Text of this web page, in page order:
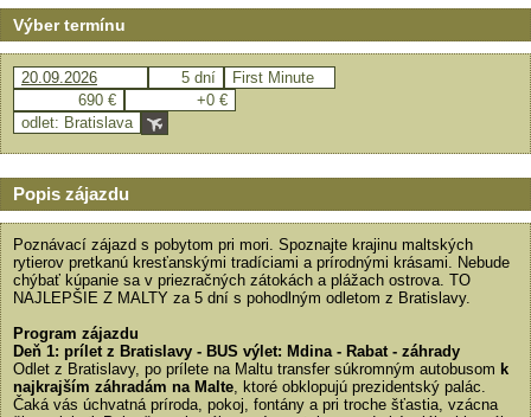
Výber termínu
20.09.2026 5 dní
First Minute
690 €
+0 €
odlet: Bratislava
Popis zájazdu
Poznávací zájazd s pobytom pri mori. Spoznajte krajinu maltských
rytierov pretkanú kresťanskými tradíciami a prírodnými krásami. Nebude
chýbať kúpanie sa v priezračných zátokách a plážach ostrova. TO
NAJLEPŠIE Z MALTY za 5 dní s pohodlným odletom z Bratislavy.
Program zájazdu
Deň 1: prílet z Bratislavy - BUS výlet: Mdina - Rabat - záhrady
Odlet z Bratislavy, po prílete na Maltu transfer súkromným autobusom k
najkrajším záhradám na Malte, ktoré obklopujú prezidentský palác.
Čaká vás úchvatná príroda, pokoj, fontány a pri troche šťastia, vzácna